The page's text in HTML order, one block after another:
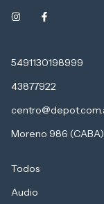
5491130198999
43877922
Moreno 986 (CABA)
Todos
Audio